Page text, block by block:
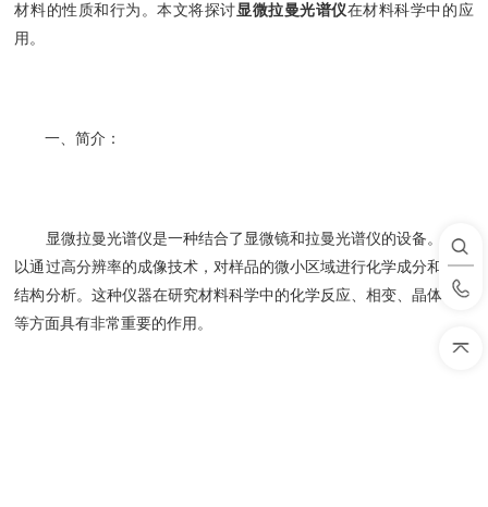
材料的性质和行为。本文将探讨显微拉曼光谱仪在材料科学中的应
用。
一、简介：
显微拉曼光谱仪是一种结合了显微镜和拉曼光谱仪的设备。它可
以通过高分辨率的成像技术，对样品的微小区域进行化学成分和分子
结构分析。这种仪器在研究材料科学中的化学反应、相变、晶体结构
等方面具有非常重要的作用。